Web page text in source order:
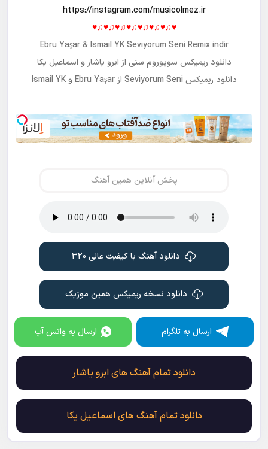
https://instagram.com/musicolmez.ir
♥♫♥♫♥♫♥♫♥♫♥♫♥♫♥
Ebru Yaşar & Ismail YK Seviyorum Seni Remix indir
دانلود ریمیکس سویوروم سنی از ابرو یاشار و اسماعیل یکا
دانلود ریمیکس Seviyorum Seni از Ebru Yaşar و Ismail YK
پخش آنلاین همین آهنگ
دانلود آهنگ با کیفیت عالی 320
دانلود نسخه ریمیکس همین موزیک
ارسال به تلگرام ارسال به واتس آپ
دانلود تمام آهنگ های ابرو یاشار
دانلود تمام آهنگ های اسماعیل یکا